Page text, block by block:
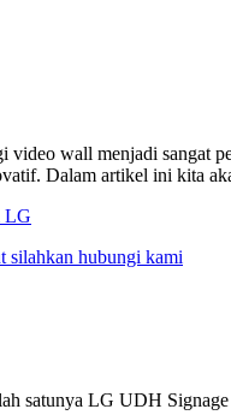
wall menjadi sangat
Dalam artikel ini kita
LG
silahkan hubungi kami
satunya LG UDH